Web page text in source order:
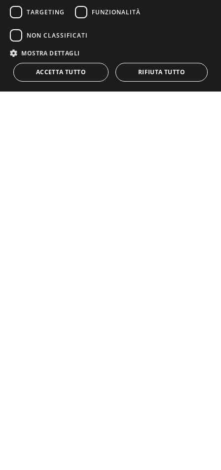
palcoscenico presentata il 16 ottobre all’
Doisneaudi Meudon, in Francia.
Tra i progetti in co-produzione,
Tansini,sostenuto insieme a
presentato allaNid Platform
nella sezione Open Studio
per poi proseguire il 9 Ottobre al
Factory Festdi Spoleto,
il 10 nell’ambito della stagione
La Democrazia del
TARGETING FUNZIONALITÀ
NON CLASSIFICATI
MOSTRA DETTAGLI
ACCETTA TUTTO RIFIUTA TUTTO